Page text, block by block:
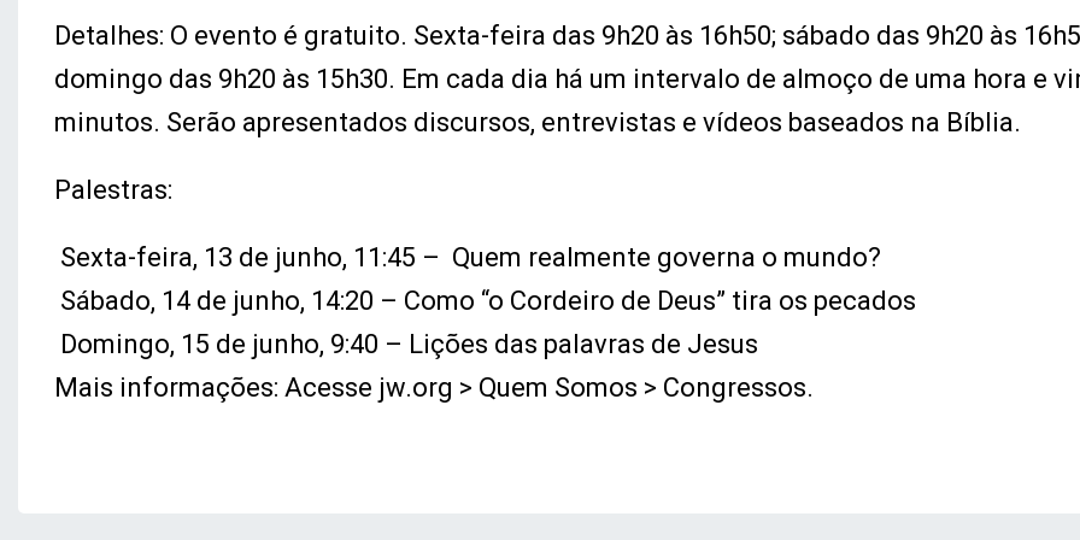
Detalhes: O evento é gratuito. Sexta-feira das 9h20 às 16h50; sábado das 9h20 às
domingo das 9h20 às 15h30. Em cada dia há um intervalo de almoço de uma hora e
minutos. Serão apresentados discursos, entrevistas e vídeos baseados na Bíblia.
Palestras:
Sexta-feira, 13 de junho, 11:45 – Quem realmente governa o mundo?
Sábado, 14 de junho, 14:20 – Como “o Cordeiro de Deus” tira os pecados
Domingo, 15 de junho, 9:40 – Lições das palavras de Jesus
Mais informações: Acesse jw.org > Quem Somos > Congressos.